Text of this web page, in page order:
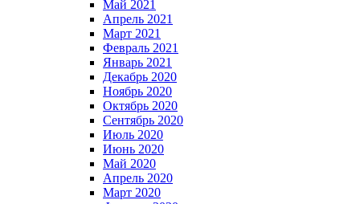
Май 2021
Апрель 2021
Март 2021
Февраль 2021
Январь 2021
Декабрь 2020
Ноябрь 2020
Октябрь 2020
Сентябрь 2020
Июль 2020
Июнь 2020
Май 2020
Апрель 2020
Март 2020